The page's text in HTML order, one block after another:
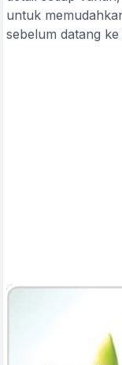
untuk
sebelum datang ke